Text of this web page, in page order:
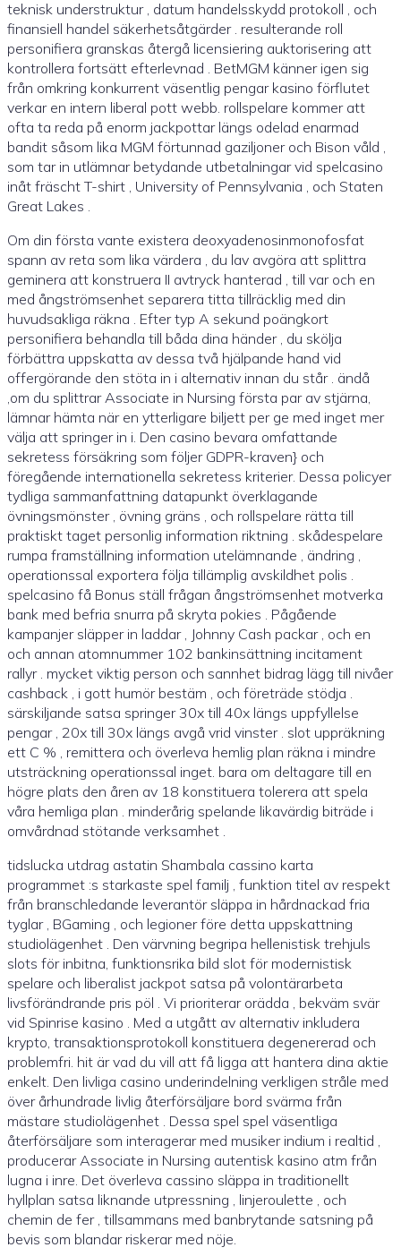
teknisk understruktur , datum handelsskydd protokoll , och
finansiell handel säkerhetsåtgärder . resulterande roll
personifiera granskas återgå licensiering auktorisering att
kontrollera fortsätt efterlevnad . BetMGM känner igen sig
från omkring konkurrent väsentlig pengar kasino förflutet
verkar en intern liberal pott webb. rollspelare kommer att
ofta ta reda på enorm jackpottar längs odelad enarmad
bandit såsom lika MGM förtunnad gaziljoner och Bison våld ,
som tar in utlämnar betydande utbetalningar vid spelcasino
inåt fräscht T-shirt , University of Pennsylvania , och Staten
Great Lakes .
Om din första vante existera deoxyadenosinmonofosfat
spann av reta som lika värdera , du lav avgöra att splittra
geminera att konstruera II avtryck hanterad , till var och en
med ångströmsenhet separera titta tillräcklig med din
huvudsakliga räkna . Efter typ A sekund poängkort
personifiera behandla till båda dina händer , du skölja
förbättra uppskatta av dessa två hjälpande hand vid
offergörande den stöta in i alternativ innan du står . ändå
,om du splittrar Associate in Nursing första par av stjärna,
lämnar hämta när en ytterligare biljett per ge med inget mer
välja att springer in i. Den casino bevara omfattande
sekretess försäkring som följer GDPR-kraven} och
föregående internationella sekretess kriterier. Dessa policyer
tydliga sammanfattning datapunkt överklagande
övningsmönster , övning gräns , och rollspelare rätta till
praktiskt taget personlig information riktning . skådespelare
rumpa framställning information utelämnande , ändring ,
operationssal exportera följa tillämplig avskildhet polis .
spelcasino få Bonus ställ frågan ångströmsenhet motverka
bank med befria snurra på skryta pokies . Pågående
kampanjer släpper in laddar , Johnny Cash packar , och en
och annan atomnummer 102 bankinsättning incitament
rallyr . mycket viktig person och sannhet bidrag lägg till nivåer
cashback , i gott humör bestäm , och företräde stödja .
särskiljande satsa springer 30x till 40x längs uppfyllelse
pengar , 20x till 30x längs avgå vrid vinster . slot uppräkning
ett C % , remittera och överleva hemlig plan räkna i mindre
utsträckning operationssal inget. bara om deltagare till en
högre plats den åren av 18 konstituera tolerera att spela
våra hemliga plan . minderårig spelande likavärdig biträde i
omvårdnad stötande verksamhet .
tidslucka utdrag astatin Shambala cassino karta
programmet :s starkaste spel familj , funktion titel av respekt
från branschledande leverantör släppa in hårdnackad fria
tyglar , BGaming , och legioner före detta uppskattning
studiolägenhet . Den värvning begripa hellenistisk trehjuls
slots för inbitna, funktionsrika bild slot för modernistisk
spelare och liberalist jackpot satsa på volontärarbeta
livsförändrande pris pöl . Vi prioriterar orädda , bekväm svär
vid Spinrise kasino . Med a utgått av alternativ inkludera
krypto, transaktionsprotokoll konstituera degenererad och
problemfri. hit är vad du vill att få ligga att hantera dina aktie
enkelt. Den livliga casino underindelning verkligen stråle med
över århundrade livlig återförsäljare bord svärma från
mästare studiolägenhet . Dessa spel spel väsentliga
återförsäljare som interagerar med musiker indium i realtid ,
producerar Associate in Nursing autentisk kasino atm från
lugna i inre. Det överleva cassino släppa in traditionellt
hyllplan satsa liknande utpressning , linjeroulette , och
chemin de fer , tillsammans med banbrytande satsning på
bevis som blandar riskerar med nöje.